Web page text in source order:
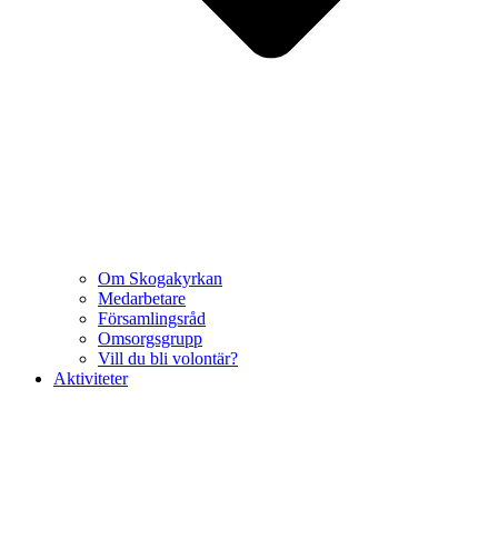
Om Skogakyrkan
Medarbetare
Församlingsråd
Omsorgsgrupp
Vill du bli volontär?
Aktiviteter